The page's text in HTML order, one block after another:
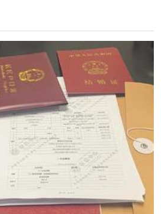
待还款项的清偿：首当其冲的就是
贷款服务的银行，办理贷款余额的
作之后，银行将会向 ...